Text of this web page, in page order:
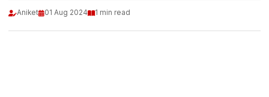
Aniket 01 Aug 2024 1 min read